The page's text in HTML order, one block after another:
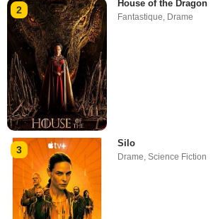
2
House of the Dragon
Fantastique, Drame
3
Silo
Drame,Science Fiction